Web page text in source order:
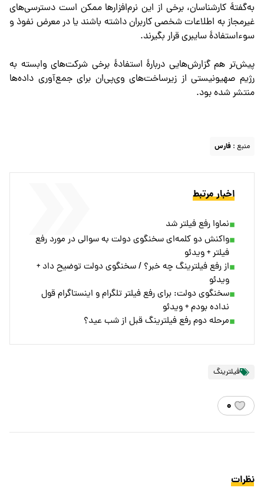
به‌گفتهٔ کارشناسان، برخی از این نرم‌افزارها ممکن است دسترسی‌های
غیرمجاز به اطلاعات شخصی کاربران داشته باشند یا در معرض نفوذ و
سوءاستفادهٔ سایبری قرار بگیرند.
پیش‌تر هم گزارش‌هایی دربارهٔ استفادهٔ برخی شرکت‌های وابسته به
رژیم صهیونیستی از زیرساخت‌های وی‌پی‌ان برای جمع‌آوری داده‌ها
منتشر شده بود.
منبع : فارس
اخبار مرتبط
نماوا رفع فیلتر شد
واکنش دو کلمه‌ای سخنگوی دولت به سوالی در مورد رفع
فیلتر + ویدئو
از رفع فیلترینگ چه خبر؟ / سخنگوی دولت توضیح داد +
ویدئو
سخنگوی دولت: برای رفع فیلتر تلگرام و اینستاگرام قول
نداده بودم + ویدئو
مرحله دوم رفع فیلترینگ قبل از شب عید؟
فیلترینگ
۰
نظرات